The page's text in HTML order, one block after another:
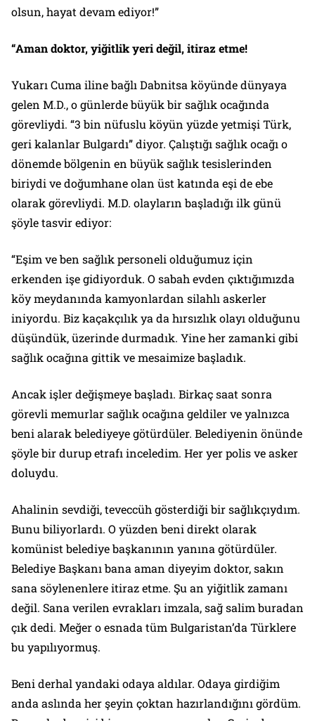
olsun, hayat devam ediyor!”
“Aman doktor, yiğitlik yeri değil, itiraz etme!
Yukarı Cuma iline bağlı Dabnitsa köyünde dünyaya
gelen M.D., o günlerde büyük bir sağlık ocağında
görevliydi. “3 bin nüfuslu köyün yüzde yetmişi Türk,
geri kalanlar Bulgardı” diyor. Çalıştığı sağlık ocağı o
dönemde bölgenin en büyük sağlık tesislerinden
biriydi ve doğumhane olan üst katında eşi de ebe
olarak görevliydi. M.D. olayların başladığı ilk günü
şöyle tasvir ediyor:
“Eşim ve ben sağlık personeli olduğumuz için
erkenden işe gidiyorduk. O sabah evden çıktığımızda
köy meydanında kamyonlardan silahlı askerler
iniyordu. Biz kaçakçılık ya da hırsızlık olayı olduğunu
düşündük, üzerinde durmadık. Yine her zamanki gibi
sağlık ocağına gittik ve mesaimize başladık.
Ancak işler değişmeye başladı. Birkaç saat sonra
görevli memurlar sağlık ocağına geldiler ve yalnızca
beni alarak belediyeye götürdüler. Belediyenin önünde
şöyle bir durup etrafı inceledim. Her yer polis ve asker
doluydu.
Ahalinin sevdiği, teveccüh gösterdiği bir sağlıkçıydım.
Bunu biliyorlardı. O yüzden beni direkt olarak
komünist belediye başkanının yanına götürdüler.
Belediye Başkanı bana aman diyeyim doktor, sakın
sana söylenenlere itiraz etme. Şu an yiğitlik zamanı
değil. Sana verilen evrakları imzala, sağ salim buradan
çık dedi. Meğer o esnada tüm Bulgaristan’da Türklere
bu yapılıyormuş.
Beni derhal yandaki odaya aldılar. Odaya girdiğim
anda aslında her şeyin çoktan hazırlandığını gördüm.